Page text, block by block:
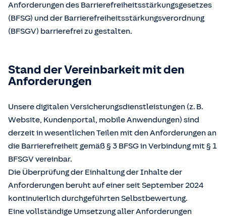
Anforderungen des Barrierefreiheitsstärkungsgesetzes
(BFSG) und der Barrierefreiheitsstärkungsverordnung
(BFSGV) barrierefrei zu gestalten.
Stand der Vereinbarkeit mit den
Anforderungen
Unsere digitalen Versicherungsdienstleistungen (z. B.
Website, Kundenportal, mobile Anwendungen) sind
derzeit in wesentlichen Teilen mit den Anforderungen an
die Barrierefreiheit gemäß § 3 BFSG in Verbindung mit § 1
BFSGV vereinbar.
Die Überprüfung der Einhaltung der Inhalte der
Anforderungen beruht auf einer seit September 2024
kontinuierlich durchgeführten Selbstbewertung.
Eine vollständige Umsetzung aller Anforderungen